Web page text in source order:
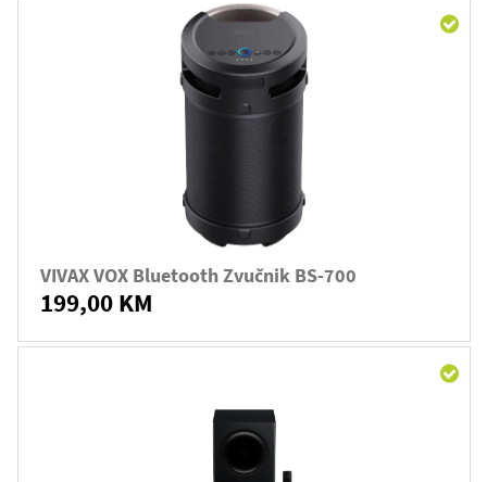
VIVAX VOX Bluetooth Zvučnik BS-700
199,00 KM